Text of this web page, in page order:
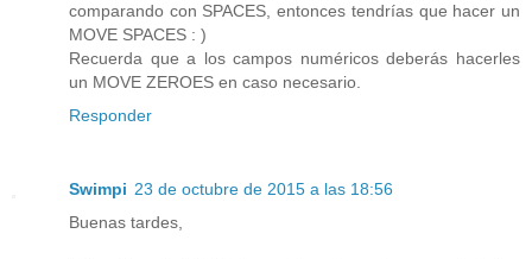
comparando con SPACES, entonces tendrías que hacer un
MOVE SPACES : )
Recuerda que a los campos numéricos deberás hacerles
un MOVE ZEROES en caso necesario.
Responder
Swimpi 23 de octubre de 2015 a las 18:56
Buenas tardes,